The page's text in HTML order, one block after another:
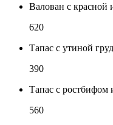
Валован с красной
620
Тапас с утиной
390
Тапас с ростбифом
560